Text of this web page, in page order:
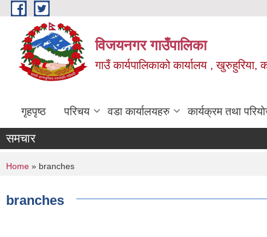
Skip to main content
विजयनगर गाउँपालिका
गाउँ कार्यपालिकाको कार्यालय ,
गृहपृष्ठ परिचय वडा कार्यालयहरु कार्यक्रम तथा
समचार
You are here
Home » branches
branches